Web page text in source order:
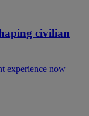
civilian
experience now